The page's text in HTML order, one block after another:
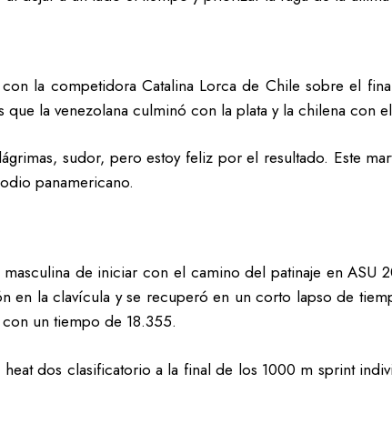
la competidora Catalina Lorca de Chile sobre el
la venezolana culminó con la plata y la chilena con
sudor, pero estoy feliz por el resultado. Este
panamericano.
de iniciar con el camino del patinaje en ASU
en la clavícula y se recuperó en un corto lapso de
un tiempo de 18.355.
dos clasificatorio a la final de los 1000 m sprint